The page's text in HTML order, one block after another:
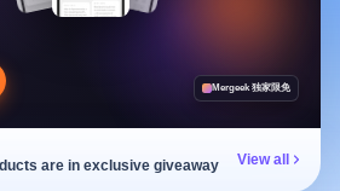
Mergeek 独家限免
are in exclusive giveaway View all